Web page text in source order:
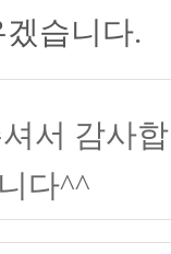
습니다.
서 감사
다^^